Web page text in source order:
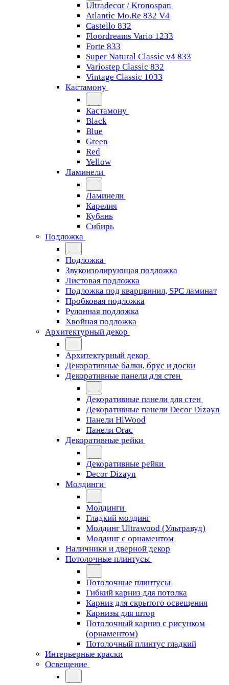
Ultradecor / Kronospan
Atlantic Mo.Re 832 V4
Castello 832
Floordreams Vario 1233
Forte 833
Super Natural Classic v4 833
Variostep Classic 832
Vintage Classic 1033
Кастамону
Кастамону
Black
Blue
Green
Red
Yellow
Ламинели
Ламинели
Карелия
Кубань
Сибирь
Подложка
Подложка
Звукоизолирующая подложка
Листовая подложка
Подложка под кварцвинил, SPC ламинат
Пробковая подложка
Рулонная подложка
Хвойная подложка
Архитектурный декор
Архитектурный декор
Декоративные балки, брус и доски
Декоративные панели для стен
Декоративные панели для стен
Декоративные панели Decor Dizayn
Панели HiWood
Панели Orac
Декоративные рейки
Декоративные рейки
Decor Dizayn
Молдинги
Молдинги
Гладкий молдинг
Молдинг Ultrawood (Ультравуд)
Молдинг с орнаментом
Наличники и дверной декор
Потолочные плинтусы
Потолочные плинтусы
Гибкий карниз для потолка
Карниз для скрытого освещения
Карнизы для штор
Потолочный карниз с рисунком
(орнаментом)
Потолочный плинтус гладкий
Интерьерные краски
Освещение